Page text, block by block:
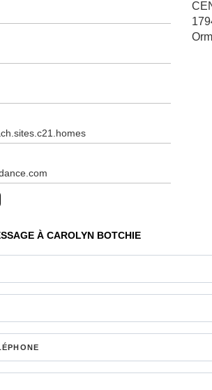
À CAROLYN BOTCHIE